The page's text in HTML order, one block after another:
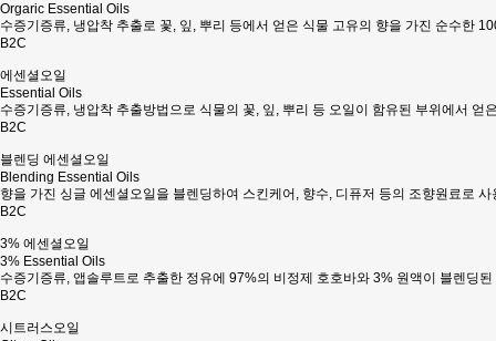
Orgaric Essential Oils
수증기증류, 냉압착 추출로 꽃, 잎, 뿌리 등에서 얻은 식물 고유의 향을 가진 순수한
B2C
에센셜오일
Essential Oils
수증기증류, 냉압착 추출방법으로 식물의 꽃, 잎, 뿌리 등 오일이 함유된 부위에서 얻
B2C
블렌딩 에센셜오일
Blending Essential Oils
향을 가진 싱글 에센셜오일을 블렌딩하여 스킨케어, 향수, 디퓨저 등의 조향원료로
B2C
3% 에센셜오일
3% Essential Oils
수증기증류, 앱솔루트로 추출한 정유에 97%의 비정제 호호바와 3% 원액이 블렌딩
B2C
시트러스오일